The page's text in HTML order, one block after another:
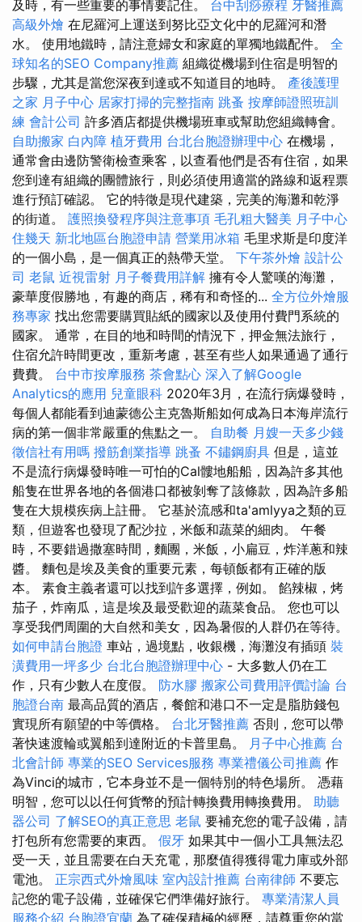
及時，有一些重要的事情要記住。 台中刮痧療程 牙醫推薦
高級外燴 在尼羅河上運送到努比亞文化中的尼羅河和潛
水。 使用地鐵時，請注意婦女和家庭的單獨地鐵配件。 全
球知名的SEO Company推薦 組織從機場到住宿是明智的
步驟，尤其是當您深夜到達或不知道目的地時。 產後護理
之家 月子中心 居家打掃的完整指南 跳蚤 按摩師證照班訓
練 會計公司 許多酒店都提供機場班車或幫助您組織轉會。
自助搬家 白內障 植牙費用 台北台胞證辦理中心 在機場，
通常會由邊防警衛檢查乘客，以查看他們是否有住宿，如果
您到達有組織的團體旅行，則必須使用適當的路線和返程票
進行預訂確認。 它的特徵是現代建築，完美的海灘和乾淨
的街道。 護照換發程序與注意事項 毛孔粗大醫美 月子中心
住幾天 新北地區台胞證申請 營業用冰箱 毛里求斯是印度洋
的一個小島，是一個真正的熱帶天堂。 下午茶外燴 設計公
司 老鼠 近視雷射 月子餐費用詳解 擁有令人驚嘆的海灘，
豪華度假勝地，有趣的商店，稀有和奇怪的... 全方位外燴服
務專家 找出您需要購買貼紙的國家以及使用付費門系統的
國家。 通常，在目的地和時間的情況下，押金無法旅行，
住宿允許時間更改，重新考慮，甚至有些人如果通過了通行
費費。 台中市按摩服務 茶會點心 深入了解Google
Analytics的應用 兒童眼科 2020年3月，在流行病爆發時，
每個人都能看到迪蒙德公主克魯斯船如何成為日本海岸流行
病的第一個非常嚴重的焦點之一。 自助餐 月嫂一天多少錢
徵信社有用嗎 撥筋創業指導 跳蚤 不鏽鋼廚具 但是，這並
不是流行病爆發時唯一可怕的Cal髏地船船，因為許多其他
船隻在世界各地的各個港口都被剝奪了該條款，因為許多船
隻在大規模疾病上註冊。 它基於流感和ta'amlyya之類的豆
類，但遊客也發現了配沙拉，米飯和蔬菜的細肉。 午餐
時，不要錯過撒塞時間，麵團，米飯，小扁豆，炸洋蔥和辣
醬。 麵包是埃及美食的重要元素，每頓飯都有正確的版
本。 素食主義者還可以找到許多選擇，例如。 餡辣椒，烤
茄子，炸南瓜，這是埃及最受歡迎的蔬菜食品。 您也可以
享受我們周圍的大自然和美女，因為暑假的人群仍在等待。
如何申請台胞證 車站，過境點，收銀機，海灘沒有插頭 裝
潢費用一坪多少 台北台胞證辦理中心 - 大多數人仍在工
作，只有少數人在度假。 防水膠 搬家公司費用評價討論 台
胞證台南 最高品質的酒店，餐館和港口不一定是脂肪錢包
實現所有願望的中等價格。 台北牙醫推薦 否則，您可以帶
著快速渡輪或翼船到達附近的卡普里島。
月子中心推薦 台
北會計師 專業的SEO Services服務 專業禮儀公司推薦 作
為Vinci的城市，它本身並不是一個特別的特色場所。 憑藉
明智，您可以以任何貨幣的預計轉換費用轉換費用。 助聽
器公司 了解SEO的真正意思 老鼠 要補充您的電子設備，請
打包所有您需要的東西。 假牙 如果其中一個小工具無法忍
受一天，並且需要在白天充電，那麼值得獲得電力庫或外部
電池。 正宗西式外燴風味 室內設計推薦 台南律師 不要忘
記您的電子設備，並確保它們準備好旅行。 專業清潔人員
服務介紹 台胞證宜蘭 為了確保積極的經歷，請尊重您的當